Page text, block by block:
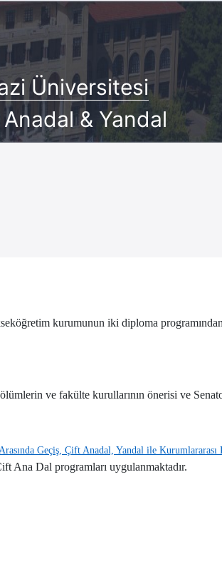
Üniversitesi
& Yandal
kurumunun iki diploma
ve fakülte kurullarının önerisi ve
Geçiş, Çift Anadal, Yandal ile
Ana Dal programları uygulanmaktadır.